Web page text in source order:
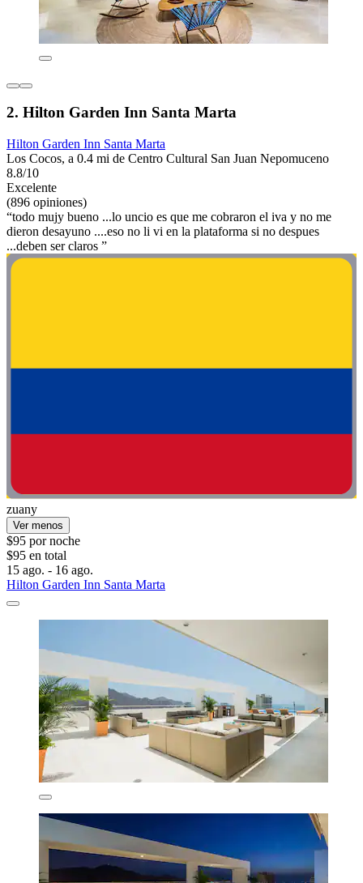
2. Hilton Garden Inn Santa Marta
Hilton Garden Inn Santa Marta
Los Cocos, a 0.4 mi de Centro Cultural San Juan Nepomuceno
8.8/10
Excelente
(896 opiniones)
“todo mujy bueno ...lo uncio es que me cobraron el iva y no me
dieron desayuno ....eso no li vi en la plataforma si no despues
...deben ser claros ”
zuany
Ver menos
$95 por noche
$95 en total
15 ago. - 16 ago.
Hilton Garden Inn Santa Marta